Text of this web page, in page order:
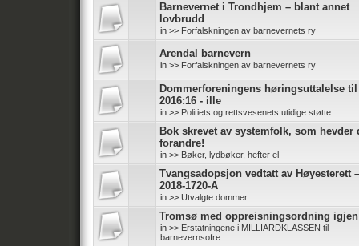
Barnevernet i Trondhjem – blant annet
lovbrudd
in >> Forfalskningen av barnevernets ry
Arendal barnevern
in >> Forfalskningen av barnevernets ry
Dommerforeningens høringsuttalelse til
2016:16 - ille
in >> Politiets og rettsvesenets utidige støtte
Bok skrevet av systemfolk, som hevder
forandre!
in >> Bøker, lydbøker, hefter el
Tvangsadopsjon vedtatt av Høyesterett
2018-1720-A
in >> Utvalgte dommer
Tromsø med oppreisningsordning igjen
in >> Erstatningene i MILLIARDKLASSEN til
barnevernsofre